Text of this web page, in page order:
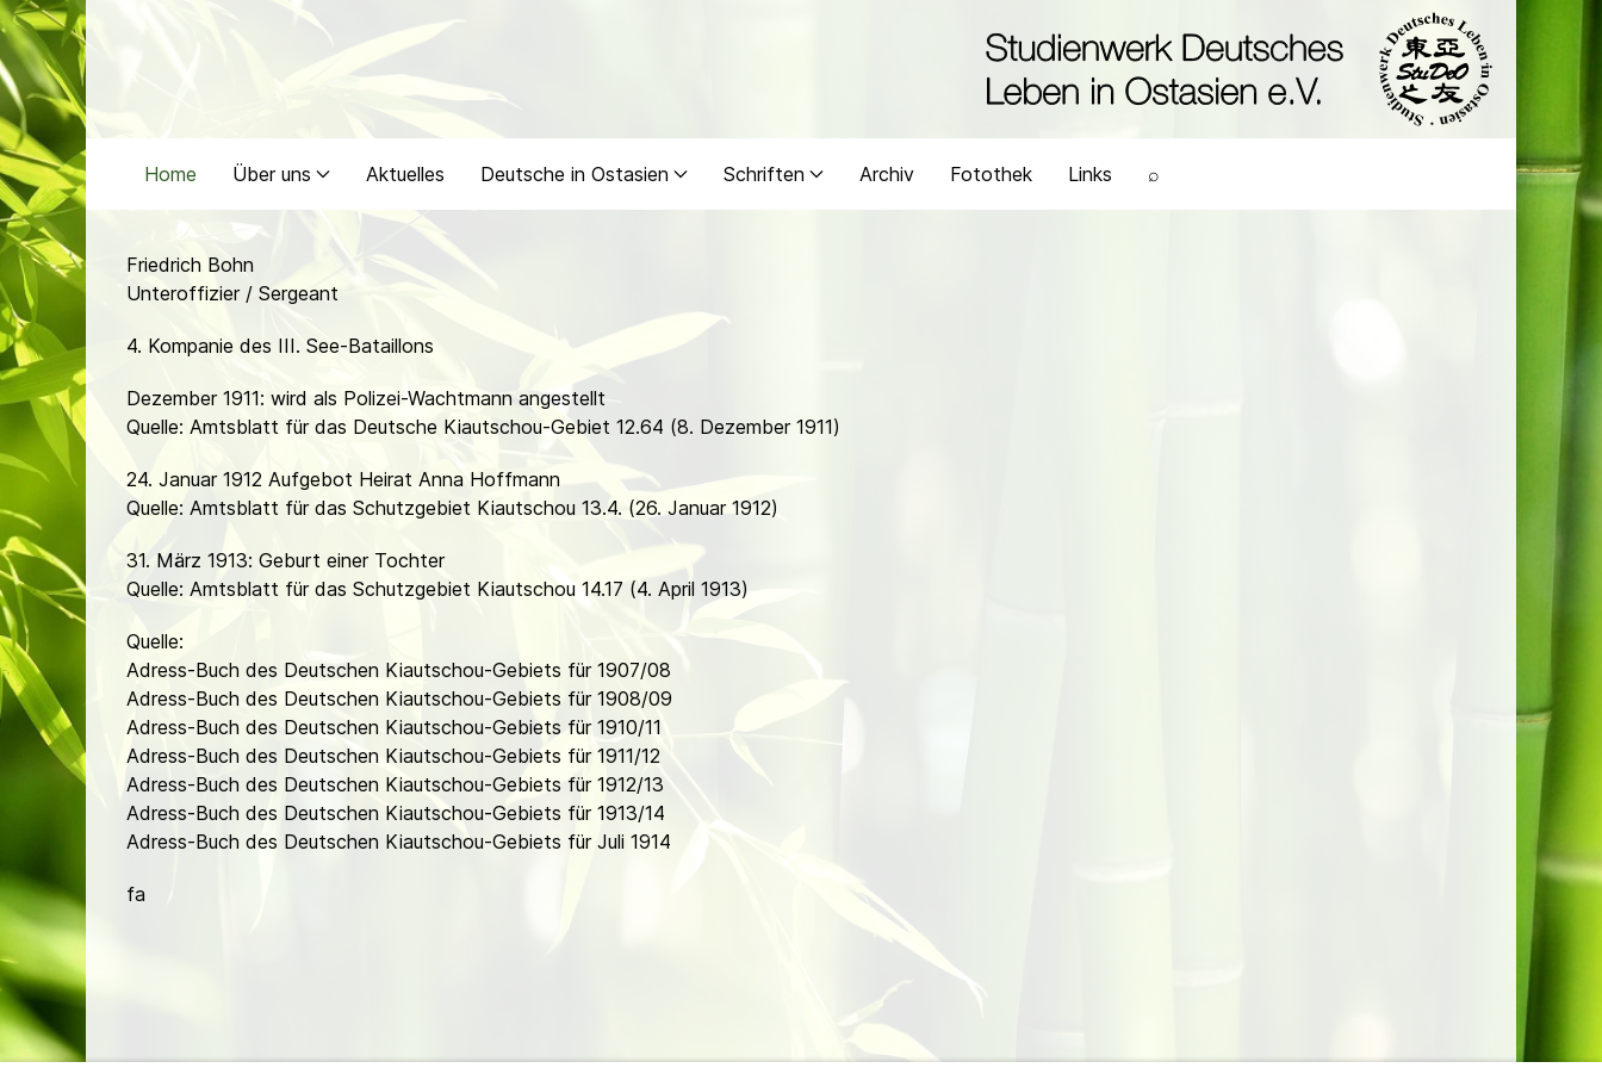
Home Über uns Aktuelles Deutsche in Ostasien Schriften Archiv Fotothek Links ⌕
Friedrich Bohn
Unteroffizier / Sergeant
4. Kompanie des III. See-Bataillons
Dezember 1911: wird als Polizei-Wachtmann angestellt
Quelle: Amtsblatt für das Deutsche Kiautschou-Gebiet 12.64 (8. Dezember 1911)
24. Januar 1912 Aufgebot Heirat Anna Hoffmann
Quelle: Amtsblatt für das Schutzgebiet Kiautschou 13.4. (26. Januar 1912)
31. März 1913: Geburt einer Tochter
Quelle: Amtsblatt für das Schutzgebiet Kiautschou 14.17 (4. April 1913)
Quelle:
Adress-Buch des Deutschen Kiautschou-Gebiets für 1907/08
Adress-Buch des Deutschen Kiautschou-Gebiets für 1908/09
Adress-Buch des Deutschen Kiautschou-Gebiets für 1910/11
Adress-Buch des Deutschen Kiautschou-Gebiets für 1911/12
Adress-Buch des Deutschen Kiautschou-Gebiets für 1912/13
Adress-Buch des Deutschen Kiautschou-Gebiets für 1913/14
Adress-Buch des Deutschen Kiautschou-Gebiets für Juli 1914
fa